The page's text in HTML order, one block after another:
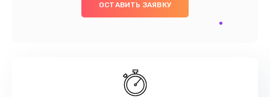
ОСТАВИТЬ ЗАЯВКУ